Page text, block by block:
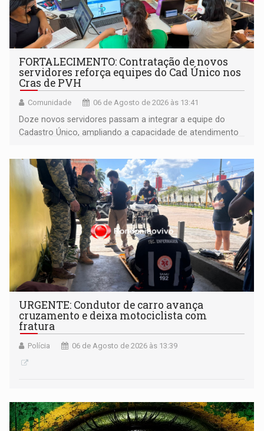
FORTALECIMENTO: Contratação de novos
servidores reforça equipes do Cad Único nos
Cras de PVH
Comunidade 06 de Agosto de 2026 às 13:41
Doze novos servidores passam a integrar a equipe do
Cadastro Único, ampliando a capacidade de atendimento
URGENTE: Condutor de carro avança
cruzamento e deixa motociclista com
fratura
Polícia 06 de Agosto de 2026 às 13:39